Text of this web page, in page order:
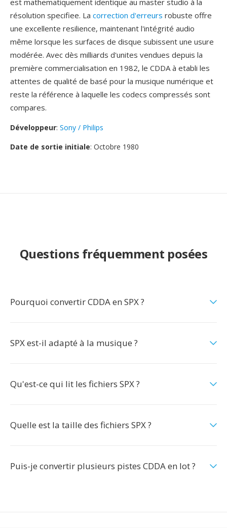
est mathematiquement identique au master studio à la
résolution specifiee. La correction d'erreurs robuste offre
une excellente resilience, maintenant l'intégrité audio
même lorsque les surfaces de disque subissent une usure
modérée. Avec dès milliards d'unites vendues depuis la
première commercialisation en 1982, le CDDA à etabli les
attentes de qualité de basé pour la musique numérique et
reste la référence à laquelle les codecs compressés sont
compares.
Développeur: Sony / Philips
Date de sortie initiale: Octobre 1980
Questions fréquemment posées
Pourquoi convertir CDDA en SPX ?
SPX est-il adapté à la musique ?
Qu'est-ce qui lit les fichiers SPX ?
Quelle est la taille des fichiers SPX ?
Puis-je convertir plusieurs pistes CDDA en lot ?